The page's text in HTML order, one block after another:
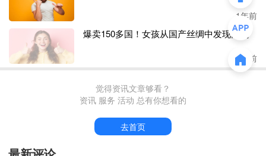
一位卖家表示，这次视频验证的过程相对严格，问题具
体且详细，一旦回答错误，就可能导致验证失败。其问
题涉及法人、账号、产品、供应商等多个方面，也会涉
及一些亚马逊知识试探的问题，诸如
“店铺差评如何处
亚马逊提到，本次视频验证的主要目的就是核实卖家所
1年前
爆卖150多国！女孩从国产丝绸中发现商机
1年前
觉得资讯文章够看？
资讯 服务 活动 总有你想看的
去首页